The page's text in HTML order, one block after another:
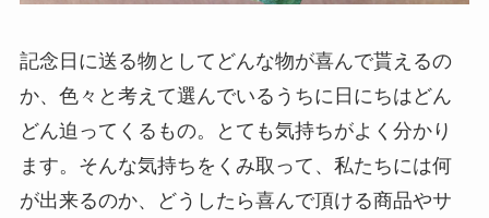
記念日に送る物としてどんな物が喜んで貰えるの
か、色々と考えて選んでいるうちに日にちはどん
どん迫ってくるもの。とても気持ちがよく分かり
ます。そんな気持ちをくみ取って、私たちには何
が出来るのか、どうしたら喜んで頂ける商品やサ